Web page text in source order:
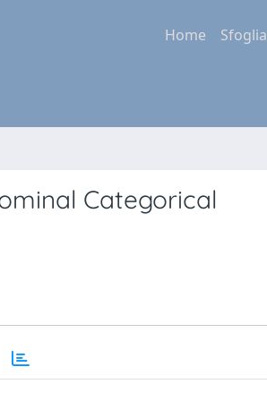
Home Sfoglia
Categorical